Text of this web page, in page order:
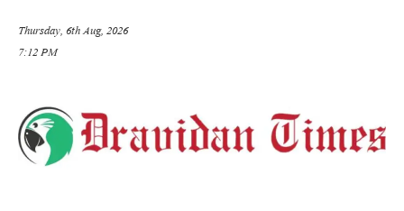
Thursday, 6th Aug, 2026
7:12 PM